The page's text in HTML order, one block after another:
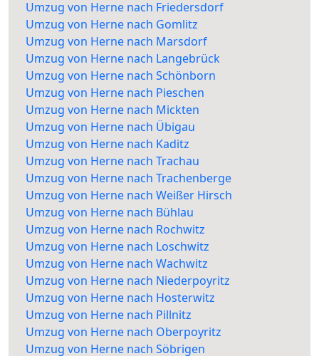
Umzug von Herne nach Friedersdorf
Umzug von Herne nach Gomlitz
Umzug von Herne nach Marsdorf
Umzug von Herne nach Langebrück
Umzug von Herne nach Schönborn
Umzug von Herne nach Pieschen
Umzug von Herne nach Mickten
Umzug von Herne nach Übigau
Umzug von Herne nach Kaditz
Umzug von Herne nach Trachau
Umzug von Herne nach Trachenberge
Umzug von Herne nach Weißer Hirsch
Umzug von Herne nach Bühlau
Umzug von Herne nach Rochwitz
Umzug von Herne nach Loschwitz
Umzug von Herne nach Wachwitz
Umzug von Herne nach Niederpoyritz
Umzug von Herne nach Hosterwitz
Umzug von Herne nach Pillnitz
Umzug von Herne nach Oberpoyritz
Umzug von Herne nach Söbrigen